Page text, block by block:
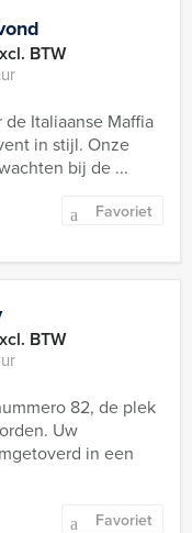
BTW
de Italiaanse Maffia
in stijl. Onze
bij de ...
Favoriet
BTW
82, de plek
Uw
in een
Favoriet